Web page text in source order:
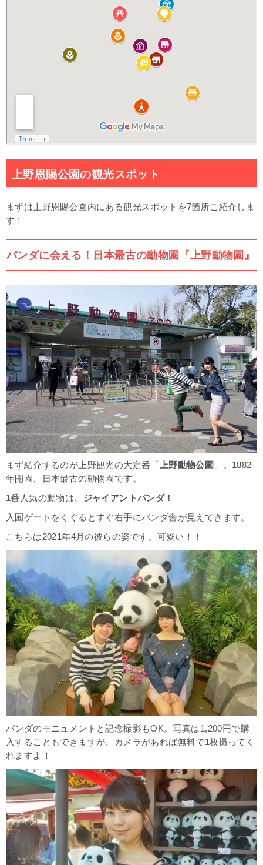
上野恩賜公園の観光スポット
まずは上野恩賜公園内にある観光スポットを7箇所ご紹介しま
す！
パンダに会える！日本最古の動物園『上野動物園』
まず紹介するのが上野観光の大定番「 上野動物公園 」。1882
年開園、日本最古の動物園です。
1番人気の動物は、 ジャイアントパンダ！
入園ゲートをくぐるとすぐ右手にパンダ舎が見えてきます。
こちらは2021年4月の彼らの姿です。可愛い！！
パンダのモニュメントと記念撮影もOK。写真は1,200円で購
入することもできますが、カメラがあれば無料で1枚撮ってく
れますよ！